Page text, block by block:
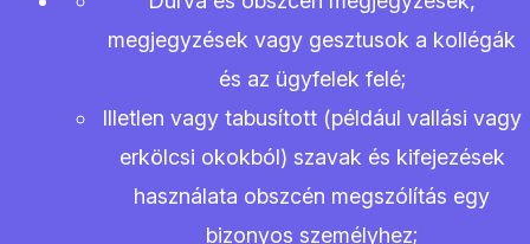
megjegyzések vagy gesztusok a kollégák
és az ügyfelek felé;
Illetlen vagy tabusított (például vallási vagy
erkölcsi okokból) szavak és kifejezések
használata obszcén megszólítás egy
bizonyos személyhez;